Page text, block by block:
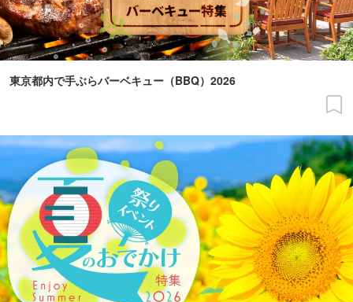
東京都内で手ぶらバーベキュー（BBQ）2026